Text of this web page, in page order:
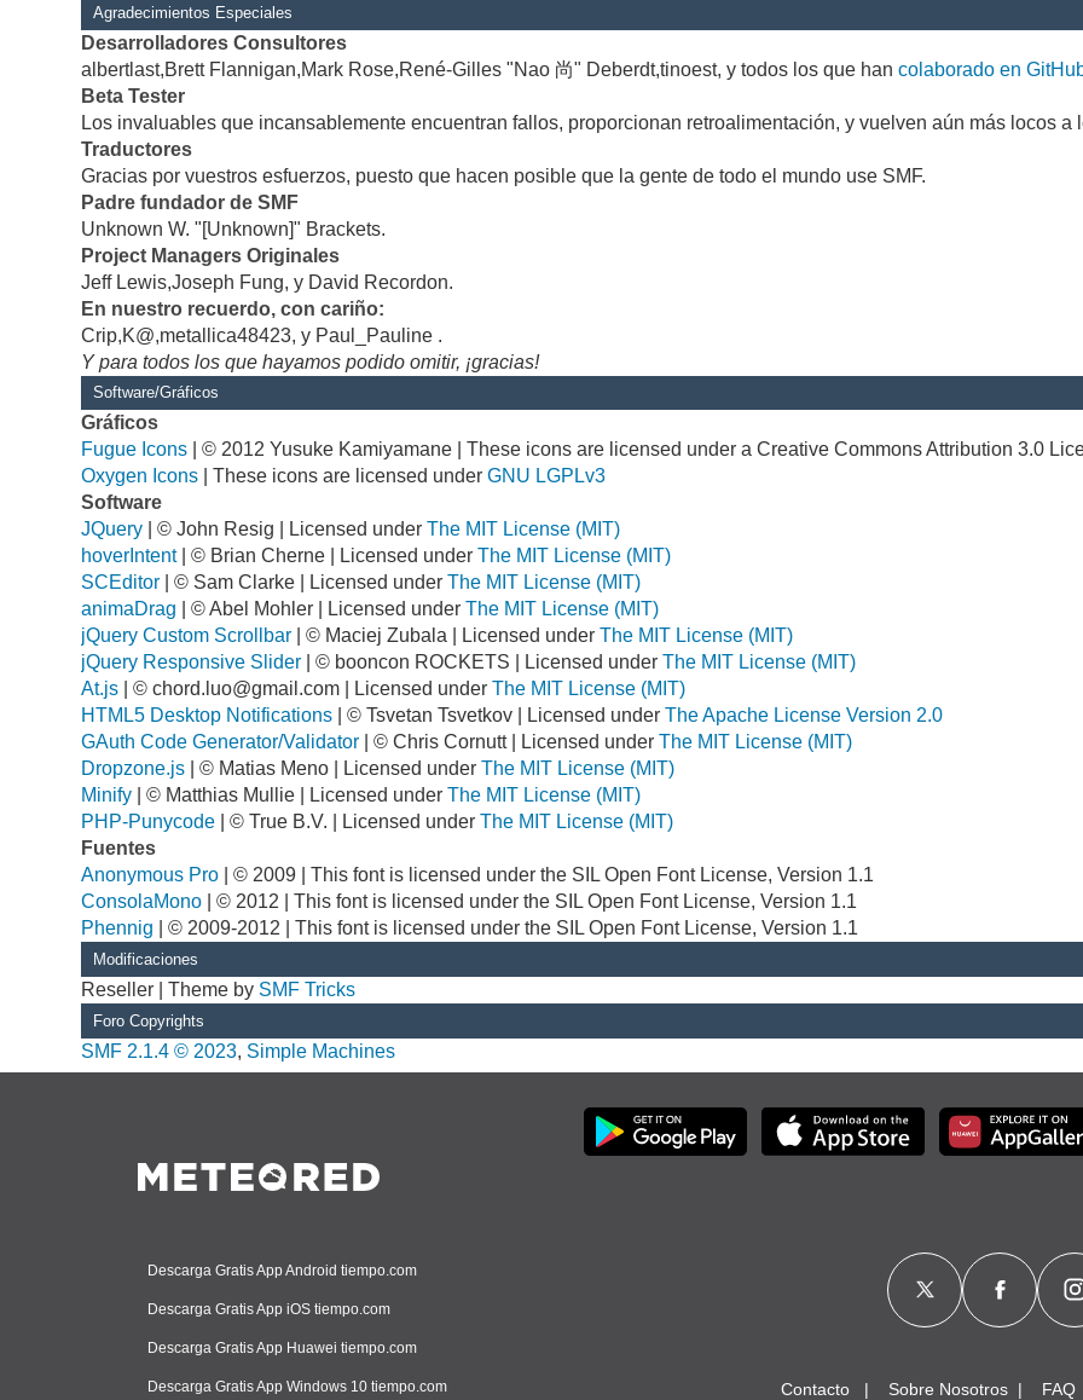
Agradecimientos Especiales
Desarrolladores Consultores
albertlast,Brett Flannigan,Mark Rose,René-Gilles "Nao 尚" Deberdt,tinoest, y todos los que hancolaborado en
Beta Tester
Los invaluables que incansablemente encuentran fallos, proporcionan retroalimentación, y vuelven aún más locos a
Traductores
Gracias por vuestros esfuerzos, puesto que hacen posible que la gente de todo el mundo use SMF.
Padre fundador de SMF
Unknown W. "[Unknown]" Brackets.
Project Managers Originales
Jeff Lewis,Joseph Fung, y David Recordon.
En nuestro recuerdo, con cariño:
Crip,K@,metallica48423, y Paul_Pauline .
Y para todos los que hayamos podido omitir, ¡gracias!
Software/Gráficos
Gráficos
Fugue Icons | © 2012 Yusuke Kamiyamane | These icons are licensed under a Creative Commons Attribution 3.0
Oxygen Icons | These icons are licensed underGNU LGPLv3
Software
JQuery | © John Resig | Licensed underThe MIT License (MIT)
hoverIntent| © Brian Cherne | Licensed underThe MIT License (MIT)
SCEditor | © Sam Clarke | Licensed underThe MIT License (MIT)
animaDrag | © Abel Mohler | Licensed underThe MIT License (MIT)
jQuery Custom Scrollbar | © Maciej Zubala | Licensed underThe MIT License (MIT)
jQuery Responsive Slider | © booncon ROCKETS | Licensed underThe MIT License (MIT)
At.js | ©chord.luo@gmail.com | Licensed underThe MIT License (MIT)
HTML5 Desktop Notifications | © Tsvetan Tsvetkov | Licensed underThe Apache License Version 2.0
GAuth Code Generator/Validator | © Chris Cornutt | Licensed underThe MIT License (MIT)
Dropzone.js | © Matias Meno | Licensed underThe MIT License (MIT)
Minify | © Matthias Mullie | Licensed underThe MIT License (MIT)
PHP-Punycode | © True B.V. | Licensed underThe MIT License (MIT)
Fuentes
Anonymous Pro | © 2009 | This font is licensed under the SIL Open Font License, Version 1.1
ConsolaMono | © 2012 | This font is licensed under the SIL Open Font License, Version 1.1
Phennig | © 2009-2012 | This font is licensed under the SIL Open Font License, Version 1.1
Modificaciones
Reseller | Theme by SMF Tricks
Foro Copyrights
SMF 2.1.4 © 2023, Simple Machines
Descarga Gratis App Android tiempo.com
Descarga Gratis App iOS tiempo.com
Descarga Gratis App Huawei tiempo.com
Descarga Gratis App Windows 10 tiempo.com Contacto Sobre Nosotros FAQ